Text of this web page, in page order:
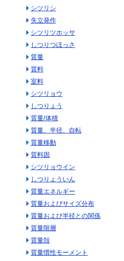
シツリシ
失立発作
シツリツホッサ
しつりつほっさ
質量
質料
室料
シツリョウ
しつりょう
質量/体積
質量、半径、自転
質量移動
質料因
シツリョウイン
しつりょういん
質量エネルギー
質量およびサイズ分布
質量および半径との関係
質量階層
質量殻
質量慣性モーメント